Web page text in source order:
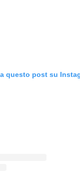
questo post su